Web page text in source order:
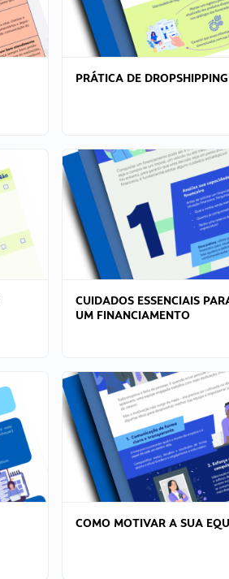
PRÁTICA DE DROPSHIPPING
CUIDADOS ESSENCIAIS
UM FINANCIAMENTO
COMO MOTIVAR A SUA